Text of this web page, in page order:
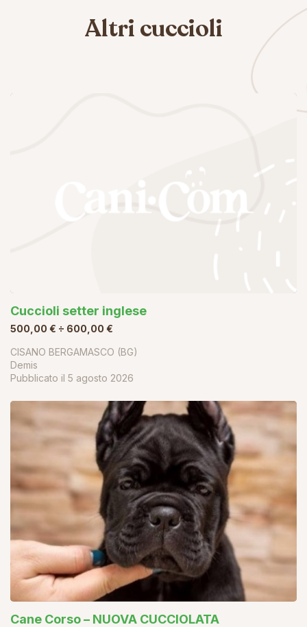
Altri cuccioli
Cuccioli setter inglese
500,00 € ÷ 600,00 €
CISANO BERGAMASCO (BG)
Demis
Pubblicato il 5 agosto 2026
Cane Corso – NUOVA CUCCIOLATA